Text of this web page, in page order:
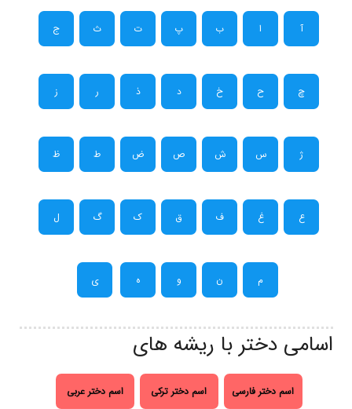
آ ا ب پ ت ث ج
چ ح خ د ذ ر ز
ژ س ش ص ض ط ظ
ع غ ف ق ک گ ل
م ن و ه ی
اسامی دختر با ریشه های
اسم دختر فارسی اسم دختر ترکی اسم دختر عربی